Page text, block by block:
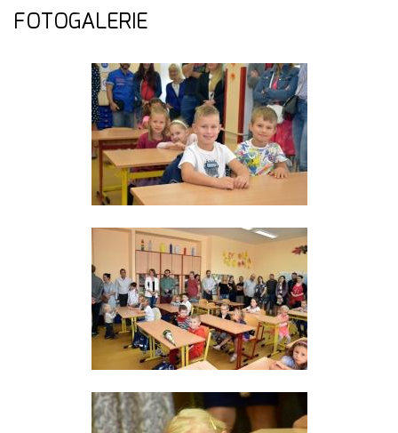
FOTOGALERIE